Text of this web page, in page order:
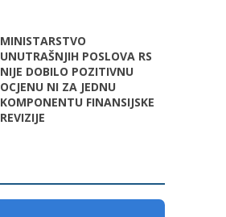
MINISTARSTVO
UNUTRAŠNJIH POSLOVA RS
NIJE DOBILO POZITIVNU
OCJENU NI ZA JEDNU
KOMPONENTU FINANSIJSKE
REVIZIJE